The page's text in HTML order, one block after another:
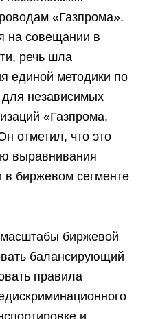
«Газпрома».
на совещании в
речь шла
единой методики по
для независимых
«Газпрома,
отметил, что это
выравнивания
в биржевом сегменте
биржевой
балансирующий
правила
и